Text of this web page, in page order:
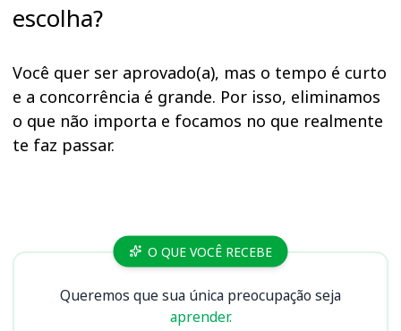
escolha?
Você quer ser aprovado(a), mas o tempo é curto
e a concorrência é grande. Por isso, eliminamos
o que não importa e focamos no que realmente
te faz passar.
Cursos CRECI 19 (MT)
O QUE VOCÊ RECEBE
Queremos que sua única preocupação seja
aprender.